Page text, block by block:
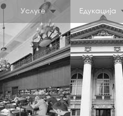
Услуге Едукација